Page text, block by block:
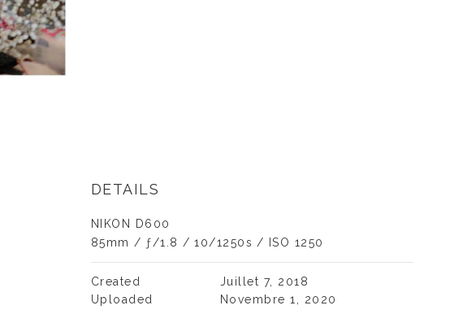
DETAILS
NIKON D600
85mm / ƒ/1.8 / 10/1250s / ISO 1250
Created
Juillet 7, 2018
Uploaded
Novembre 1, 2020